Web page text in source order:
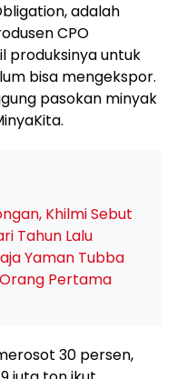
adalah
CPO
produksinya untuk
bisa mengekspor.
pasokan minyak
Khilmi Sebut
Tahun Lalu
Yaman Tubba
Pertama
30 persen,